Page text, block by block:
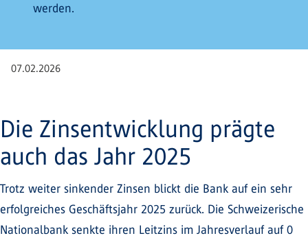
werden.
07.02.2026
Die Zinsentwicklung prägte
auch das Jahr 2025
Trotz weiter sinkender Zinsen blickt die Bank auf ein sehr
erfolgreiches Geschäftsjahr 2025 zurück. Die Schweizerische
Nationalbank senkte ihren Leitzins im Jahresverlauf auf 0